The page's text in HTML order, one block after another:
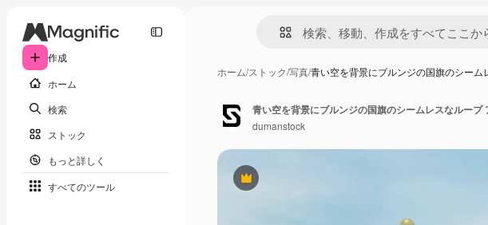
作成
ホーム
検索
ストック
もっと詳しく
すべてのツール
ホーム/ストック/写真/青い空を背景にブルンジの国旗のシー
Premium
dumanstock